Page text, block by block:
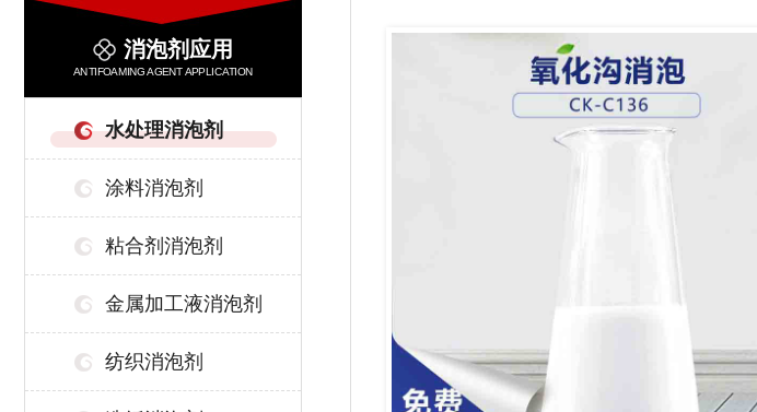
消泡剂应用
ANTIFOAMING AGENT APPLICATION
水处理消泡剂
涂料消泡剂
粘合剂消泡剂
金属加工液消泡剂
纺织消泡剂